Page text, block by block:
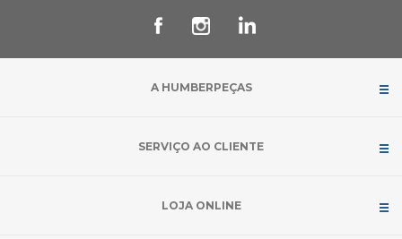
A HUMBERPEÇAS
SERVIÇO AO CLIENTE
LOJA ONLINE